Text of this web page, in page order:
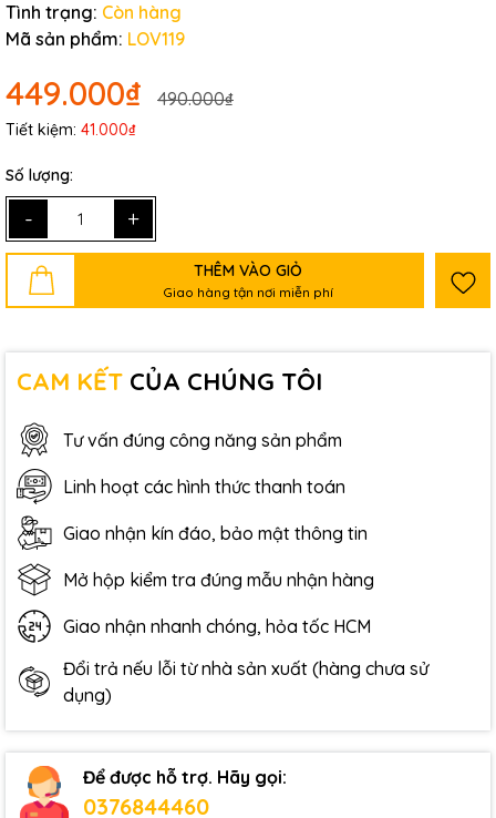
Tình trạng: Còn hàng
Mã sản phẩm: LOV119
449.000₫ 490.000₫
Tiết kiệm: 41.000₫
Số lượng:
- +
THÊM VÀO GIỎ
Giao hàng tận nơi miễn phí
CAM KẾT CỦA CHÚNG TÔI
Tư vấn đúng công năng sản phẩm
Linh hoạt các hình thức thanh toán
Giao nhận kín đáo, bảo mật thông tin
Mở hộp kiểm tra đúng mẫu nhận hàng
Giao nhận nhanh chóng, hỏa tốc HCM
Đổi trả nếu lỗi từ nhà sản xuất (hàng chưa sử
dụng)
Để được hỗ trợ. Hãy gọi:
0376844460